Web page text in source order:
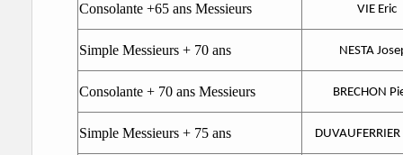
Consolante +65 ans Messieurs VIE Eric
Simple Messieurs + 70 ans NESTA
Consolante + 70 ans Messieurs BRECHON
Simple Messieurs + 75 ans